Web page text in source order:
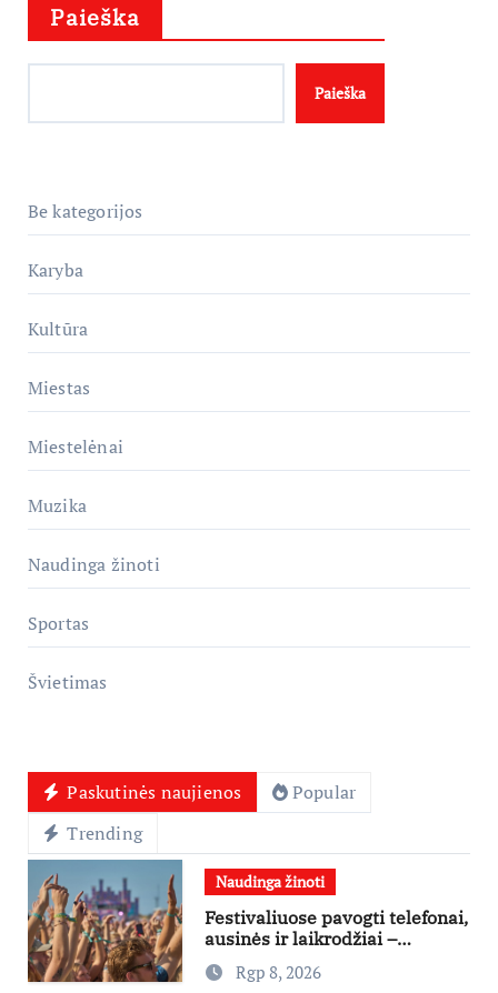
Paieška
Paieška
Be kategorijos
Karyba
Kultūra
Miestas
Miestelėnai
Muzika
Naudinga žinoti
Sportas
Švietimas
Paskutinės naujienos
Popular
Trending
Naudinga žinoti
Festivaliuose pavogti telefonai,
ausinės ir laikrodžiai –
ekspertai primena apie
didžiausias finansines rizikas
Rgp 8, 2026